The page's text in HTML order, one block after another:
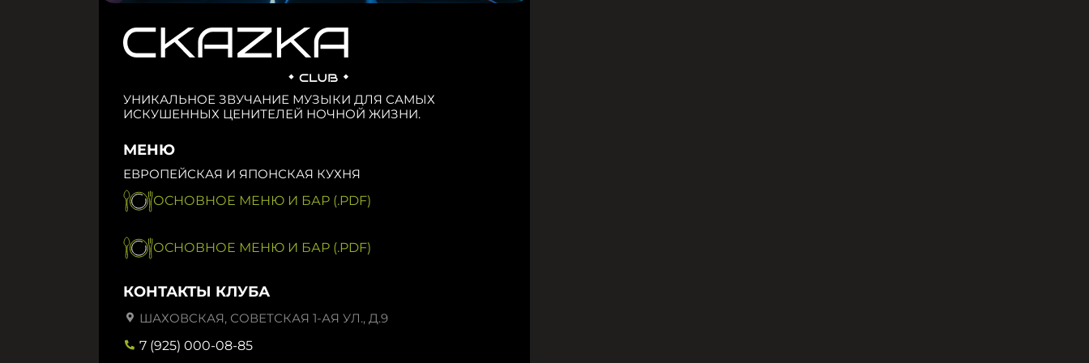
УНИКАЛЬНОЕ ЗВУЧАНИЕ МУЗЫКИ ДЛЯ САМЫХ
ИСКУШЕННЫХ ЦЕНИТЕЛЕЙ НОЧНОЙ ЖИЗНИ.
МЕНЮ
ЕВРОПЕЙСКАЯ И ЯПОНСКАЯ КУХНЯ
ОСНОВНОЕ МЕНЮ И БАР (.PDF)
ОСНОВНОЕ МЕНЮ И БАР (.PDF)
КОНТАКТЫ КЛУБА
ШАХОВСКАЯ, СОВЕТСКАЯ 1-АЯ УЛ., Д.9
7 (925) 000-08-85